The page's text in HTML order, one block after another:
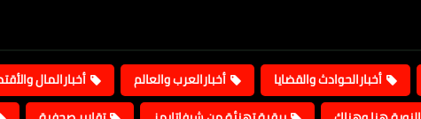
أخبارالحوادث والقضايا أخبارالعرب والعالم
أخبارالمال